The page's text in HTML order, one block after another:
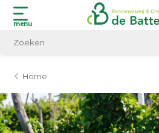
menu
Home